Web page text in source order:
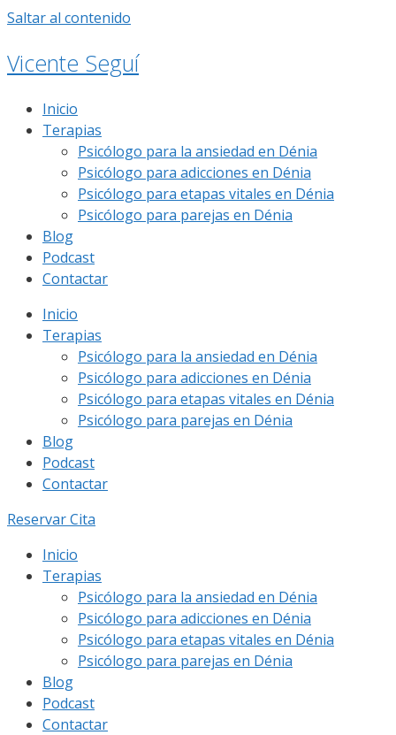
Saltar al contenido
Vicente Seguí
Inicio
Terapias
Psicólogo para la ansiedad en Dénia
Psicólogo para adicciones en Dénia
Psicólogo para etapas vitales en Dénia
Psicólogo para parejas en Dénia
Blog
Podcast
Contactar
Inicio
Terapias
Psicólogo para la ansiedad en Dénia
Psicólogo para adicciones en Dénia
Psicólogo para etapas vitales en Dénia
Psicólogo para parejas en Dénia
Blog
Podcast
Contactar
Reservar Cita
Inicio
Terapias
Psicólogo para la ansiedad en Dénia
Psicólogo para adicciones en Dénia
Psicólogo para etapas vitales en Dénia
Psicólogo para parejas en Dénia
Blog
Podcast
Contactar